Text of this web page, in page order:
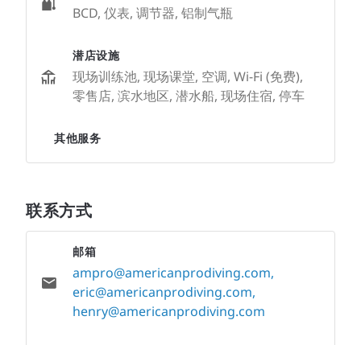
BCD, 仪表, 调节器, 铝制气瓶
潜店设施
现场训练池, 现场课堂, 空调, Wi-Fi (免费),
零售店, 滨水地区, 潜水船, 现场住宿, 停车
其他服务
联系方式
邮箱
ampro@americanprodiving.com,
eric@americanprodiving.com,
henry@americanprodiving.com